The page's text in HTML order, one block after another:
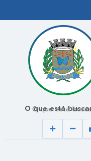
O que está